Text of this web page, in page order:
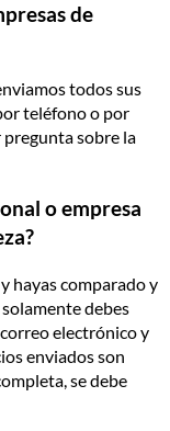
de
todos sus
teléfono o por
sobre la
o empresa
hayas comparado y
debes
electrónico y
enviados son
se debe